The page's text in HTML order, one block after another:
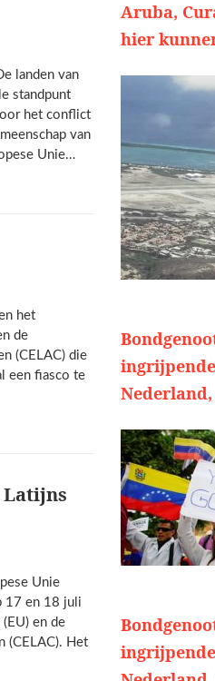
landen van
standpunt
het conflict
van
Unie…
het
de
(CELAC) die
een fiasco te
Latijns
Unie
17 en 18 juli
en de
(CELAC). Het
Aruba,
hier
Nederland,